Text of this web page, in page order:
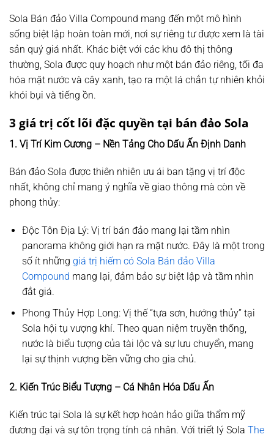
Sola Bán đảo Villa Compound mang đến một mô hình
sống biệt lập hoàn toàn mới, nơi sự riêng tư được xem là tài
sản quý giá nhất. Khác biệt với các khu đô thị thông
thường, Sola được quy hoạch như một bán đảo riêng, tối đa
hóa mặt nước và cây xanh, tạo ra một lá chắn tự nhiên khỏi
khói bụi và tiếng ồn.
3 giá trị cốt lõi đặc quyền tại bán đảo Sola
1. Vị Trí Kim Cương – Nền Tảng Cho Dấu Ấn Định Danh
Bán đảo Sola được thiên nhiên ưu ái ban tặng vị trí độc
nhất, không chỉ mang ý nghĩa về giao thông mà còn về
phong thủy:
Độc Tôn Địa Lý:Vị trí bán đảo mang lại tầm nhìn
panorama không giới hạn ra mặt nước. Đây là một trong
số ít những giá trị hiếm có Sola Bán đảo Villa
Compound mang lại, đảm bảo sự biệt lập và tầm nhìn
đắt giá.
Phong Thủy Hợp Long:Vị thế “tựa sơn, hướng thủy” tại
Sola hội tụ vượng khí. Theo quan niệm truyền thống,
nước là biểu tượng của tài lộc và sự lưu chuyển, mang
lại sự thịnh vượng bền vững cho gia chủ.
2. Kiến Trúc Biểu Tượng – Cá Nhân Hóa Dấu Ấn
Kiến trúc tại Sola là sự kết hợp hoàn hảo giữa thẩm mỹ
đương đại và sự tôn trọng tính cá nhân. Với triết lý Sola The